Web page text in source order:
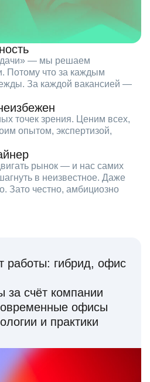
— мы решаем
Потому что за каждым
За каждой вакансией —
точек зрения. Ценим всех,
опытом, экспертизой,
рынок — и нас самих
в неизвестное. Даже
Зато честно, амбициозно
работы: гибрид, офис
за счёт компании
офисы
и практики